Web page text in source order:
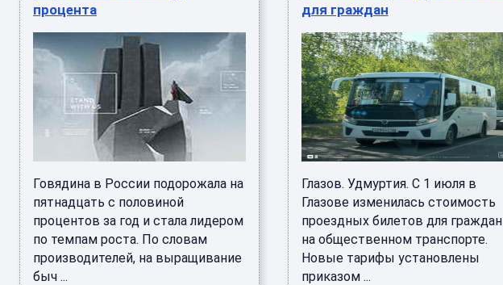
процента
Говядина в России подорожала на
пятнадцать с половиной
процентов за год и стала лидером
по темпам роста. По словам
производителей, на выращивание
быч ...
для граждан
Глазов. Удмуртия. С 1 июля в
Глазове изменилась стоимость
проездных билетов для граждан
на общественном транспорте.
Новые тарифы установлены
приказом ...